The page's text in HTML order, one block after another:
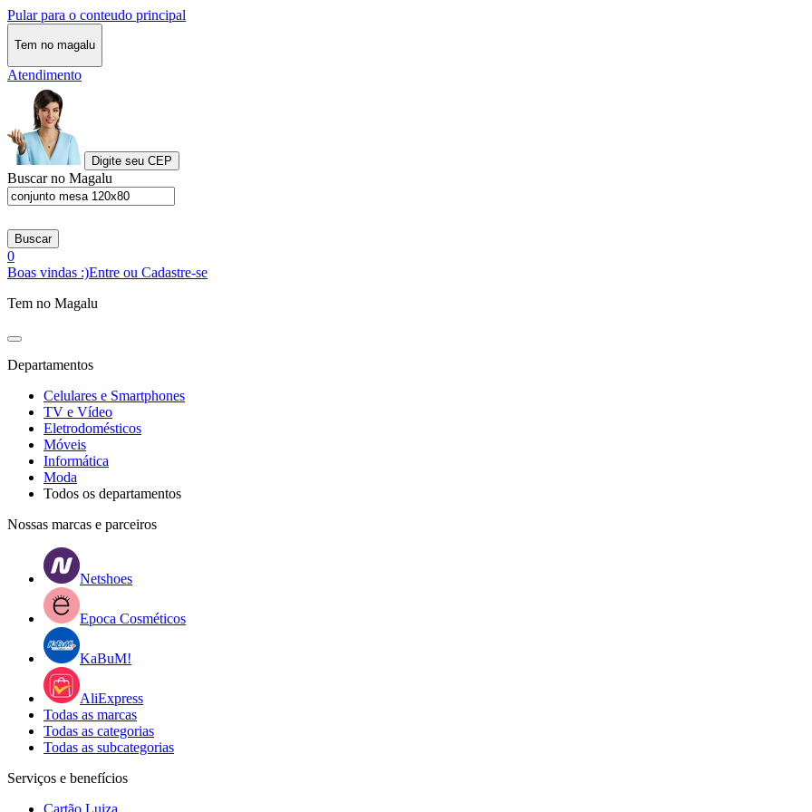
Pular para o conteudo principal
Tem no magalu
Atendimento
Digite seu CEP
Buscar no Magalu
Buscar
0
Boas vindas :)Entre ou Cadastre-se
Tem no Magalu
Departamentos
Celulares e Smartphones
TV e Vídeo
Eletrodomésticos
Móveis
Informática
Moda
Todos os departamentos
Nossas marcas e parceiros
Netshoes
Epoca Cosméticos
KaBuM!
AliExpress
Todas as marcas
Todas as categorias
Todas as subcategorias
Serviços e benefícios
Cartão Luiza